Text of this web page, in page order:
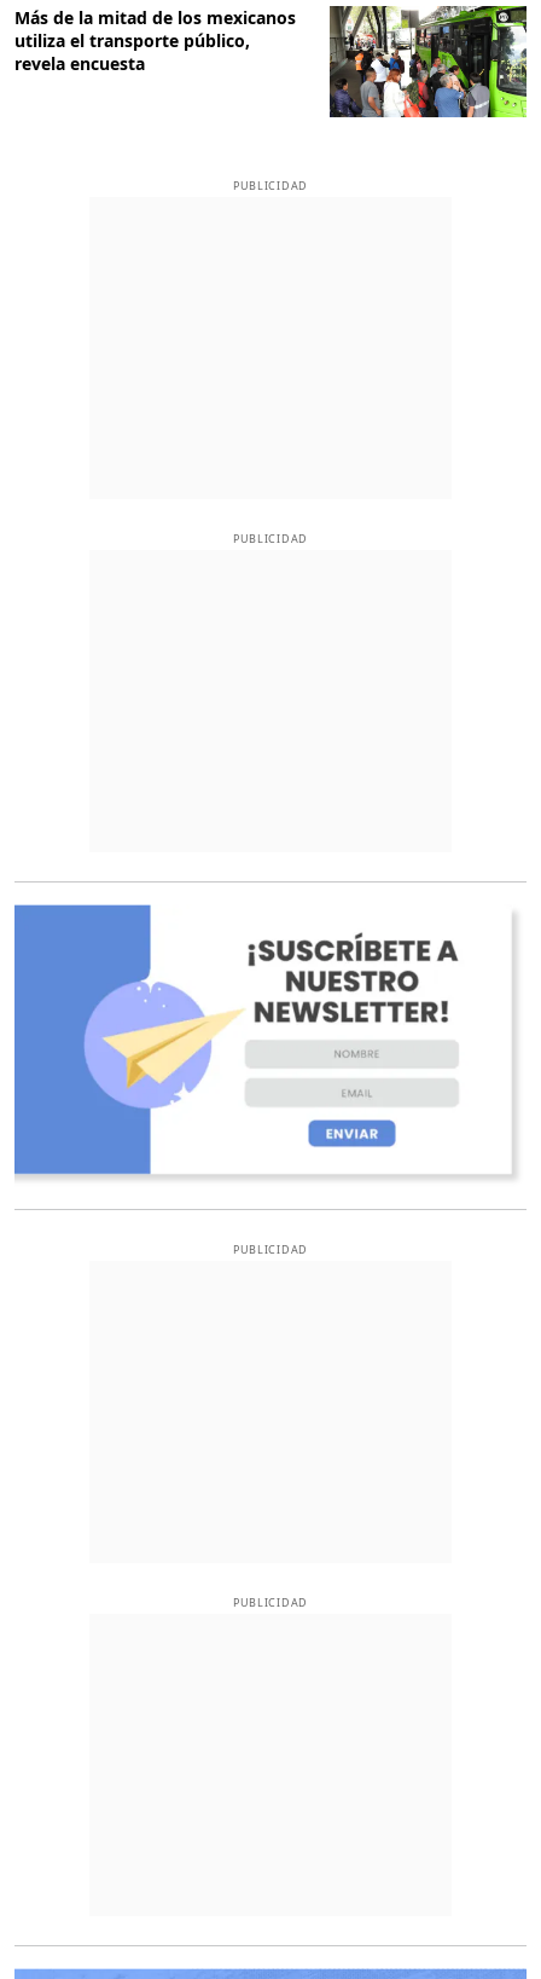
Más de la mitad de los mexicanos
utiliza el transporte público,
revela encuesta
PUBLICIDAD
PUBLICIDAD
PUBLICIDAD
PUBLICIDAD